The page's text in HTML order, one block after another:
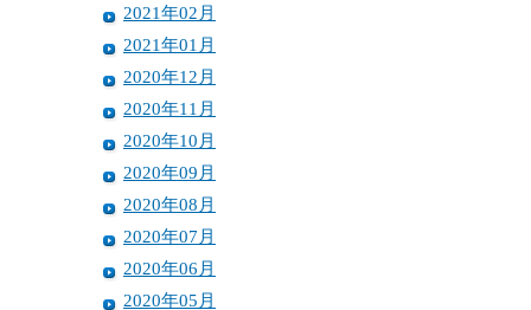
2021年02月
2021年01月
2020年12月
2020年11月
2020年10月
2020年09月
2020年08月
2020年07月
2020年06月
2020年05月